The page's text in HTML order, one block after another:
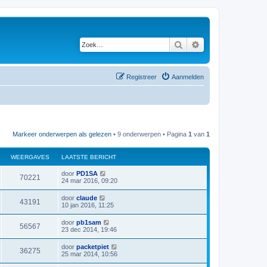
Zoek
Aanmelden
Registreer
Markeer onderwerpen als gelezen • 9 onderwerpen • Pagina 1 van 1
WEERGAVES LAATSTE BERICHT
70221
e
r
g
a
L
a
s
t
e
b
e
r
c
h
t
door PD1SA
24 mar 2016, 09:20
43191
e
r
g
L
a
s
t
e
b
e
r
door claude
10 jan 2016, 11:25
56567W
e
L
a
s
t
e
door pb1sam
23 dec 2014, 19:46
36275W
L
a
door packetpiet
25 mar 2014, 10:56